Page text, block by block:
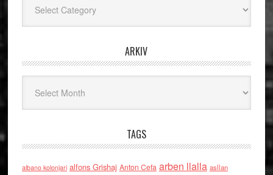
ARKIV
TAGS
albano kolonjari alfons Grishaj Anton Cefa arben llalla asllan